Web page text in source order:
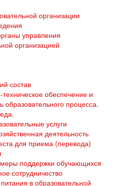
организации
управления
организацией
состав
обеспечение и
образовательного процесса.
услуги
деятельность
для приема (перевода)
поддержки обучающихся
сотрудничество
в образовательной